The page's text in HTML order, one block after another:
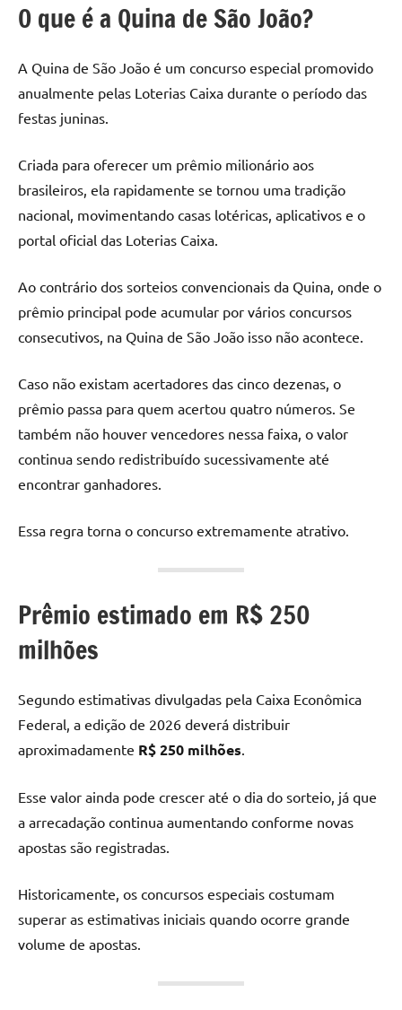
O que é a Quina de São João?
A Quina de São João é um concurso especial promovido
anualmente pelas Loterias Caixa durante o período das
festas juninas.
Criada para oferecer um prêmio milionário aos
brasileiros, ela rapidamente se tornou uma tradição
nacional, movimentando casas lotéricas, aplicativos e o
portal oficial das Loterias Caixa.
Ao contrário dos sorteios convencionais da Quina, onde o
prêmio principal pode acumular por vários concursos
consecutivos, na Quina de São João isso não acontece.
Caso não existam acertadores das cinco dezenas, o
prêmio passa para quem acertou quatro números. Se
também não houver vencedores nessa faixa, o valor
continua sendo redistribuído sucessivamente até
encontrar ganhadores.
Essa regra torna o concurso extremamente atrativo.
Prêmio estimado em R$ 250
milhões
Segundo estimativas divulgadas pela Caixa Econômica
Federal, a edição de 2026 deverá distribuir
aproximadamente R$ 250 milhões.
Esse valor ainda pode crescer até o dia do sorteio, já que
a arrecadação continua aumentando conforme novas
apostas são registradas.
Historicamente, os concursos especiais costumam
superar as estimativas iniciais quando ocorre grande
volume de apostas.